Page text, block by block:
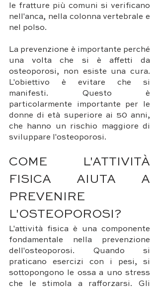
le fratture più comuni si verificano
nell'anca, nella colonna vertebrale e
nel polso.
La prevenzione è importante perché
una volta che si è affetti da
osteoporosi, non esiste una cura.
L'obiettivo è evitare che si
manifesti. Questo è
particolarmente importante per le
donne di età superiore ai 50 anni,
che hanno un rischio maggiore di
sviluppare l'osteoporosi.
COME L'ATTIVITÀ
FISICA AIUTA A
PREVENIRE
L'OSTEOPOROSI?
L'attività fisica è una componente
fondamentale nella prevenzione
dell'osteoporosi. Quando si
praticano esercizi con i pesi, si
sottopongono le ossa a uno stress
che le stimola a rafforzarsi. Gli